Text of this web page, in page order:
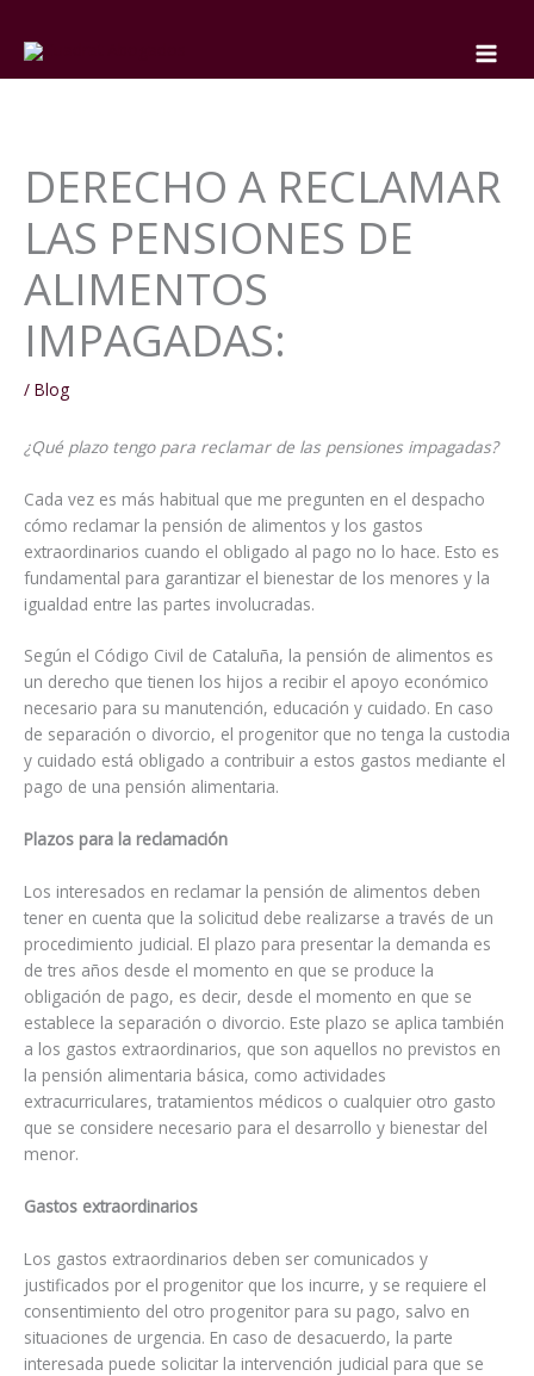
contenido
DERECHO A RECLAMAR
LAS PENSIONES DE
ALIMENTOS
IMPAGADAS:
/ Blog
¿Qué plazo tengo para reclamar de las pensiones impagadas?
Cada vez es más habitual que me pregunten en el despacho
cómo reclamar la pensión de alimentos y los gastos
extraordinarios cuando el obligado al pago no lo hace. Esto es
fundamental para garantizar el bienestar de los menores y la
igualdad entre las partes involucradas.
Según el Código Civil de Cataluña, la pensión de alimentos es
un derecho que tienen los hijos a recibir el apoyo económico
necesario para su manutención, educación y cuidado. En caso
de separación o divorcio, el progenitor que no tenga la custodia
y cuidado está obligado a contribuir a estos gastos mediante el
pago de una pensión alimentaria.
Plazos para la reclamación
Los interesados en reclamar la pensión de alimentos deben
tener en cuenta que la solicitud debe realizarse a través de un
procedimiento judicial. El plazo para presentar la demanda es
de tres años desde el momento en que se produce la
obligación de pago, es decir, desde el momento en que se
establece la separación o divorcio. Este plazo se aplica también
a los gastos extraordinarios, que son aquellos no previstos en
la pensión alimentaria básica, como actividades
extracurriculares, tratamientos médicos o cualquier otro gasto
que se considere necesario para el desarrollo y bienestar del
menor.
Gastos extraordinarios
Los gastos extraordinarios deben ser comunicados y
justificados por el progenitor que los incurre, y se requiere el
consentimiento del otro progenitor para su pago, salvo en
situaciones de urgencia. En caso de desacuerdo, la parte
interesada puede solicitar la intervención judicial para que se